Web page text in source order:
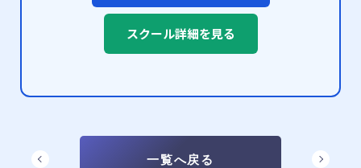
スクール詳細を見る
一覧へ戻る